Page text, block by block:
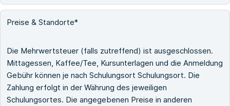
Preise & Standorte*
Die Mehrwertsteuer (falls zutreffend) ist ausgeschlossen.
Mittagessen, Kaffee/Tee, Kursunterlagen und die Anmeldung
Gebühr können je nach Schulungsort Schulungsort. Die
Zahlung erfolgt in der Währung des jeweiligen
Schulungsortes. Die angegebenen Preise in anderen